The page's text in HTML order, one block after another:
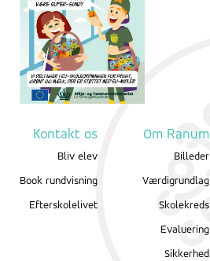
Kontakt os
Bliv elev
Book rundvisning
Efterskolelivet
Om Ranum
Billeder
Værdigrundlag
Skolekreds
Evaluering
Sikkerhed